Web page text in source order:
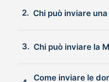
2.
3. Chi può inviare la
Come inviare le